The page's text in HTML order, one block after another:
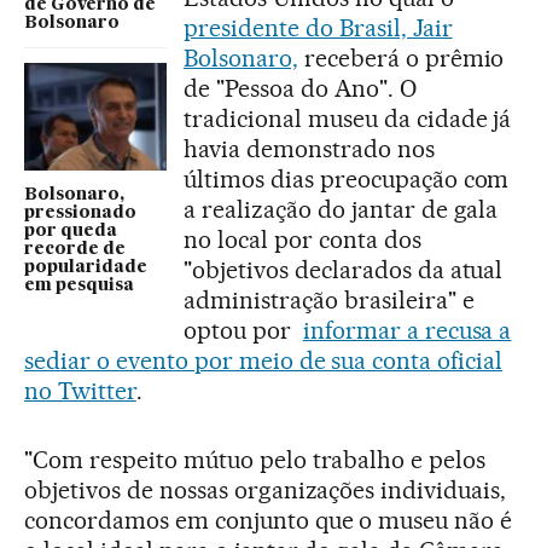
de Governo de
Bolsonaro
Bolsonaro,
pressionado
por queda
recorde de
popularidade
em pesquisa
presidente do Brasil, Jair
Bolsonaro, receberá o prêmio
de "Pessoa do Ano". O
tradicional museu da cidade já
havia demonstrado nos
últimos dias preocupação com
a realização do jantar de gala
no local por conta dos
"objetivos declarados da atual
administração brasileira" e
optou por informar a recusa a
sediar o evento por meio de sua conta oficial
no Twitter.
"Com respeito mútuo pelo trabalho e pelos
objetivos de nossas organizações individuais,
concordamos em conjunto que o museu não é